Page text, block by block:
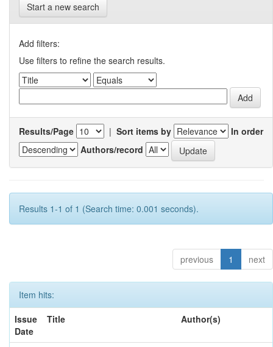
Start a new search
Add filters:
Use filters to refine the search results.
Results/Page | Sort items by
In order
Authors/record
Results 1-1 of 1 (Search time: 0.001 seconds).
previous 1 next
Item hits:
Issue
Date
Title Author(s)